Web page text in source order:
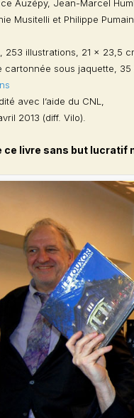
Auzépy, Jean-Marcel
Musitelli et Philippe
253 illustrations, 21 x 23,5
cartonnée sous jaquette, 35
avec l’aide du CNL,
2013 (diff. Vilo).
ce livre sans but lucratif